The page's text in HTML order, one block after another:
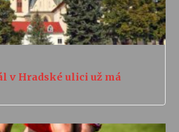
v Hradské ulici už má